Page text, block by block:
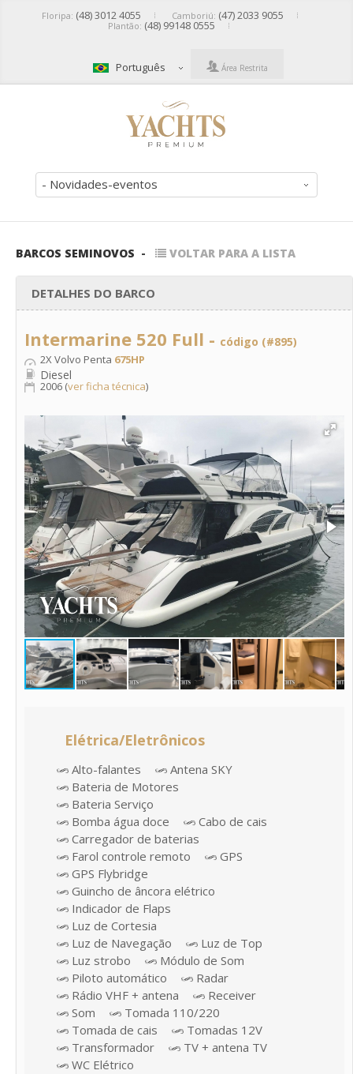
Floripa: (48) 3012 4055 Camboriú: (47) 2033 9055
Plantão: (48) 99148 0555
Português Área Restrita
- Novidades-eventos
BARCOS SEMINOVOS - VOLTAR PARA A LISTA
DETALHES DO BARCO
Intermarine 520 Full - código (#895)
2X Volvo Penta 675HP
Diesel
2006 (ver ficha técnica)
Elétrica/Eletrônicos
Alto-falantes
Antena SKY
Bateria de Motores
Bateria Serviço
Bomba água doce
Cabo de cais
Carregador de baterias
Farol controle remoto
GPS
GPS Flybridge
Guincho de âncora elétrico
Indicador de Flaps
Luz de Cortesia
Luz de Navegação
Luz de Top
Luz strobo
Módulo de Som
Piloto automático
Radar
Rádio VHF + antena
Receiver
Som
Tomada 110/220
Tomada de cais
Tomadas 12V
Transformador
TV + antena TV
WC Elétrico